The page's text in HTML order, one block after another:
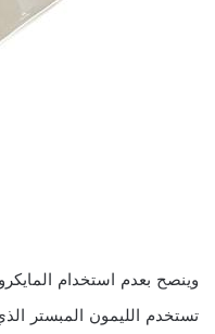
وينصح بعدم استخدام
تستخدم الليمون المبستر